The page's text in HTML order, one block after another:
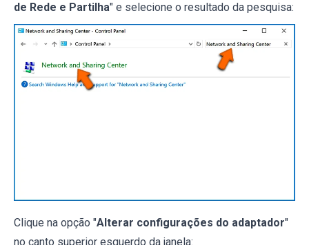
de Rede e Partilha" e selecione o resultado da pesquisa:
Clique na opção "Alterar configurações do adaptador"
no canto superior esquerdo da janela: